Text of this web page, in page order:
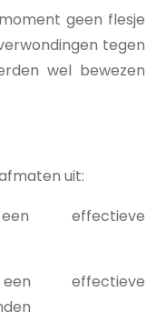
geen flesje
tegen
wel bewezen
uit:
effectieve
effectieve